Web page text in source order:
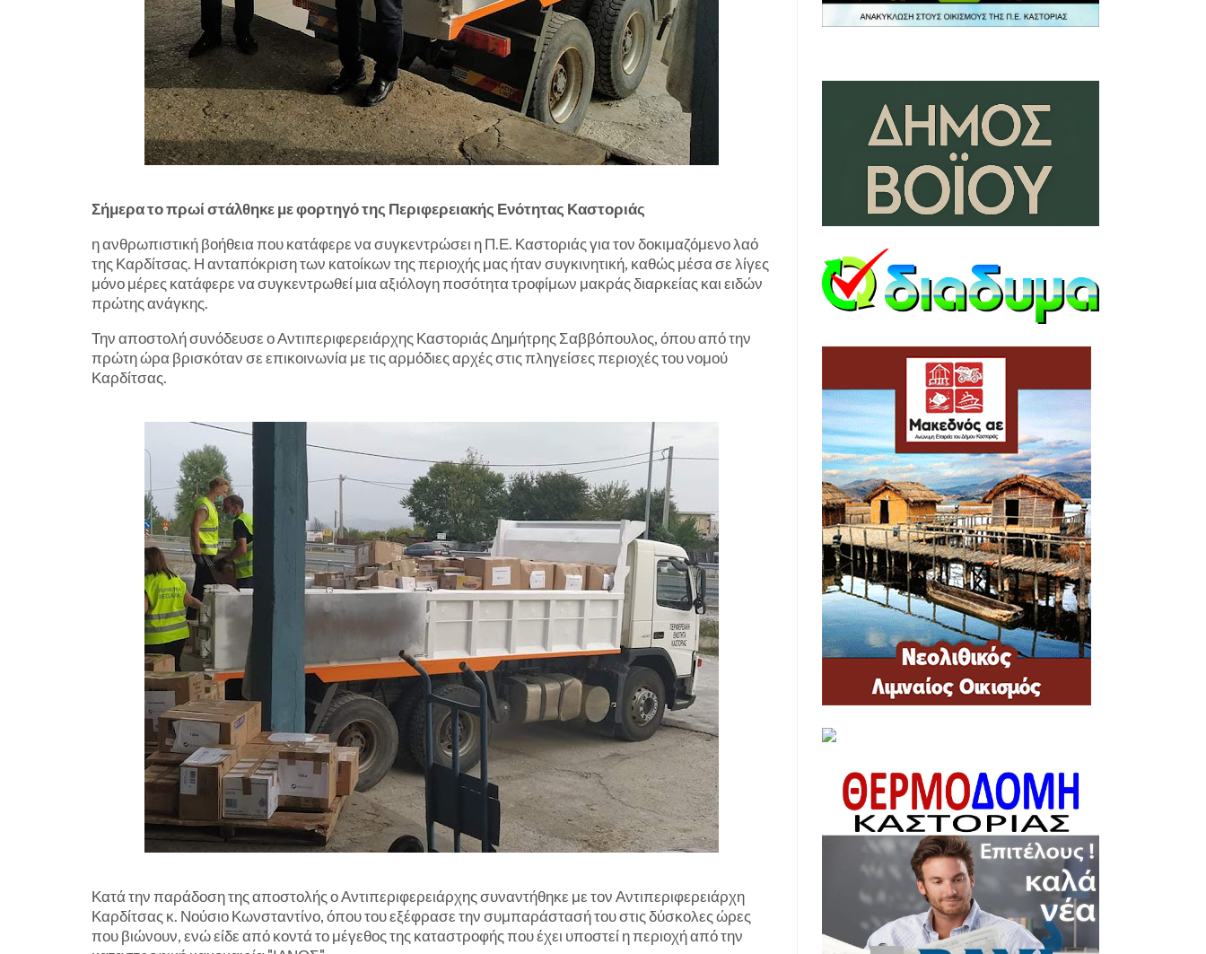
Σήμερα το πρωί στάλθηκε με φορτηγό της Περιφερειακής Ενότητας Καστοριάς
η ανθρωπιστική βοήθεια που κατάφερε να συγκεντρώσει η Π.Ε. Καστοριάς για τον δοκιμαζόμενο λαό
της Καρδίτσας. Η ανταπόκριση των κατοίκων της περιοχής μας ήταν συγκινητική, καθώς μέσα σε λίγες
μόνο μέρες κατάφερε να συγκεντρωθεί μια αξιόλογη ποσότητα τροφίμων μακράς διαρκείας και ειδών
πρώτης ανάγκης.
Την αποστολή συνόδευσε ο Αντιπεριφερειάρχης Καστοριάς Δημήτρης Σαββόπουλος, όπου από την
πρώτη ώρα βρισκόταν σε επικοινωνία με τις αρμόδιες αρχές στις πληγείσες περιοχές του νομού
Καρδίτσας.
Κατά την παράδοση της αποστολής ο Αντιπεριφερειάρχης συναντήθηκε με τον Αντιπεριφερειάρχη
Καρδίτσας κ. Νούσιο Κωνσταντίνο, όπου του εξέφρασε την συμπαράστασή του στις δύσκολες ώρες
που βιώνουν, ενώ είδε από κοντά το μέγεθος της καταστροφής που έχει υποστεί η περιοχή από την